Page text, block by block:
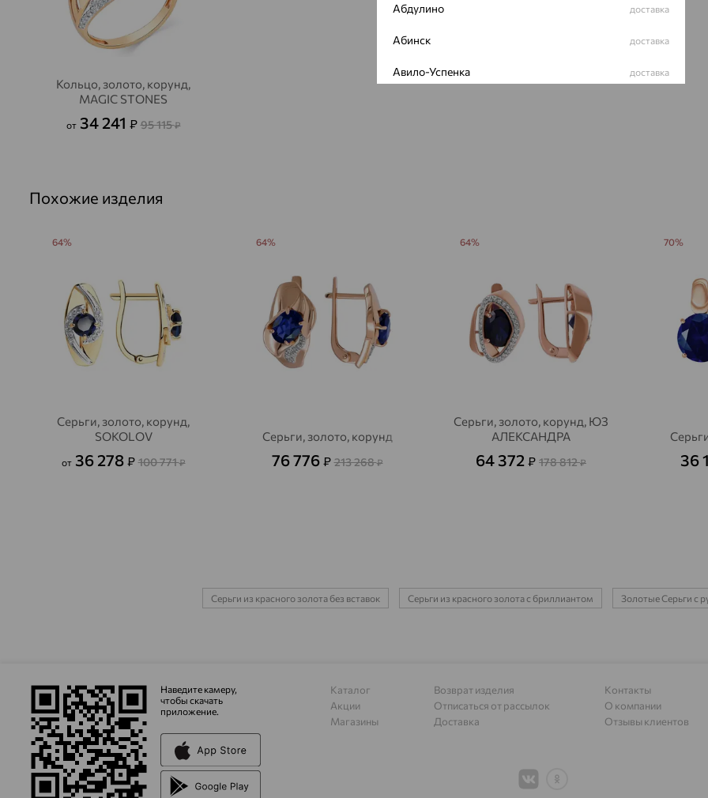
Кольцо, золото, корунд,
MAGIC STONES
от 34 241 ₽ 95 115₽
Похожие изделия
Серьги, золото, корунд,
SOKOLOV
от 36 278 ₽ 100 771₽
64%
Серьги, золото, корунд
76 776 ₽ 213 268₽
64%
Серьги, золото, корунд, ЮЗ
АЛЕКСАНДРА
64 372 ₽ 178 812₽
64%
36
70%
Серьги из красного золота без вставок Серьги из красного золота с бриллиантом Золотые Серьги с
Наведите камеру,
чтобы скачать
приложение.
Каталог
Акции
Магазины
Возврат изделия
Отписаться от рассылок
Доставка
Контакты
О компании
Отзывы клиентов
Абдулино доставка
Абинск доставка
Авило-Успенка доставка
Актюбинский, Азнакаевский район
Алейск доставка
Алексеево-Лозовское доставка